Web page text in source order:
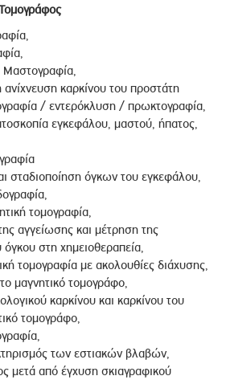
Μαστογραφία,
καρκίνου του προστάτη
/ εντερόκλυση / πρωκτογραφία,
εγκεφάλου, μαστού, ήπατος,
σταδιοποίηση όγκων του εγκεφάλου,
τομογραφία,
αγγείωσης και μέτρηση της
στη χημειοθεραπεία,
τομογραφία με ακολουθίες διάχυσης,
μαγνητικό τομογράφο,
καρκίνου και καρκίνου του
τομογράφο,
των εστιακών βλαβών,
μετά από έγχυση σκιαγραφικού